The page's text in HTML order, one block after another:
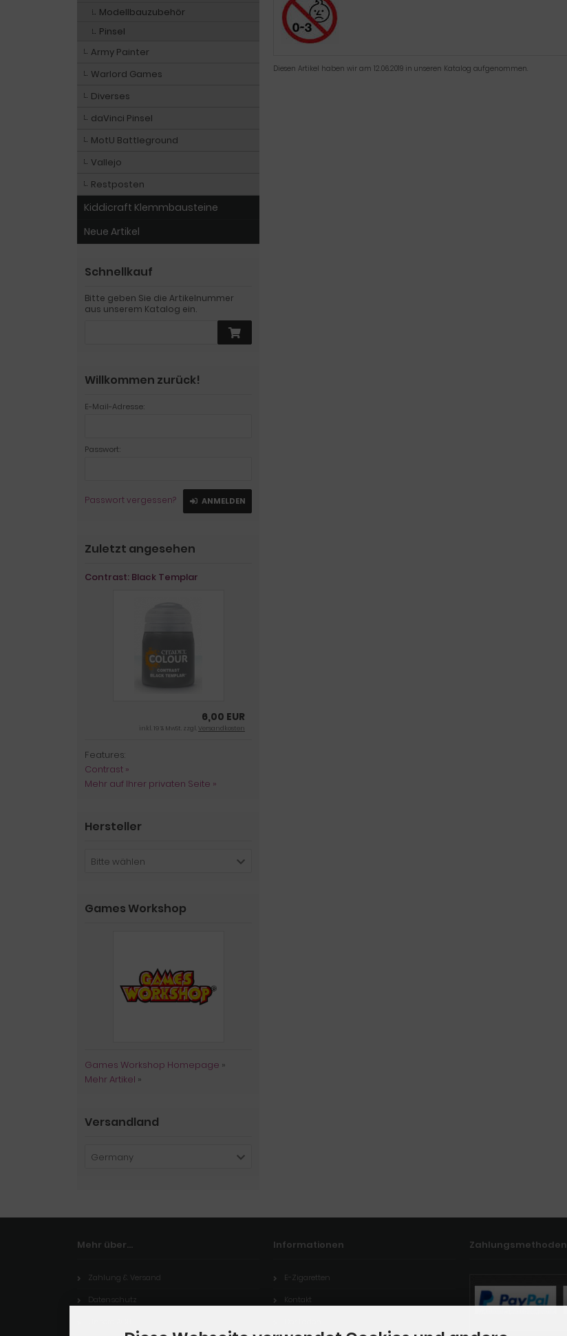
Diesen Artikel haben wir am 12.06.2019 in unseren Katalog aufgenommen.
Modellbauzubehör
Pinsel
Army Painter
Warlord Games
Diverses
daVinci Pinsel
MotU Battleground
Vallejo
Restposten
Kiddicraft Klemmbausteine
Neue Artikel
Schnellkauf
Bitte geben Sie die Artikelnummer
aus unserem Katalog ein.
Willkommen zurück!
E-Mail-Adresse:
Passwort:
Passwort vergessen? ANMELDEN
Zuletzt angesehen
Contrast: Black Templar
6,00 EUR
inkl. 19 % MwSt. zzgl.Versandkosten
Features:
Contrast »
Mehr auf Ihrer privaten Seite »
Hersteller
Bitte wählen
Games Workshop
Games Workshop Homepage »
Mehr Artikel »
Versandland
Germany
Mehr über...
Zahlung & Versand
Datenschutz
Informationen
E-Zigaretten
Kontakt
Zahlungsmethoden